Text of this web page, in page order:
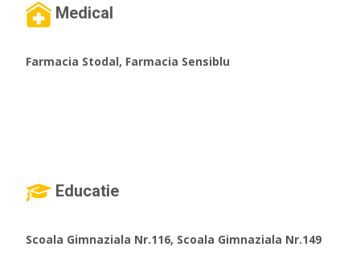
Medical
Farmacia Stodal, Farmacia Sensiblu
Educatie
Scoala Gimnaziala Nr.116, Scoala Gimnaziala Nr.149